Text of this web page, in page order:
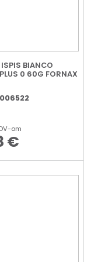
ISPIS BIANCO
0 60G FORNAX
om
€